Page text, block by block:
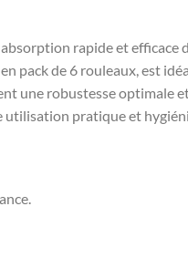
rapide et efficace
de 6 rouleaux, est
une robustesse optimale
utilisation pratique et